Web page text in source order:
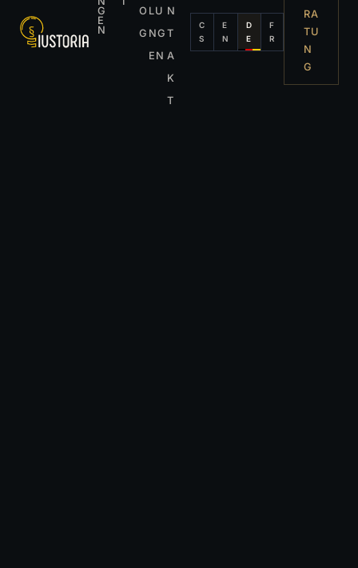
G
E
N
O
G
LU
NG
EN
N
T
A
K
T
C
S
E
N
D
E
F
R
RA
TU
N
G